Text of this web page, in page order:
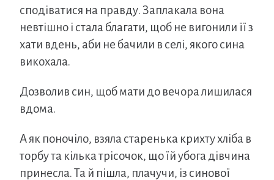
сподіватися на правду. Заплакала вона
невтішно і стала благати, щоб не вигонили її з
хати вдень, аби не бачили в селі, якого сина
викохала.
Дозволив син, щоб мати до вечора лишилася
вдома.
А як поночіло, взяла старенька крихту хліба в
торбу та кілька трісочок, що їй убога дівчина
принесла. Та й пішла, плачучи, із синової